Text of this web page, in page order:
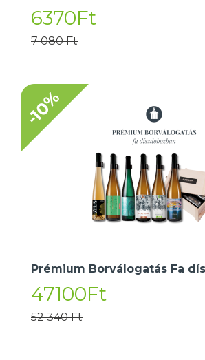
6370Ft
7 080 Ft
-10%
Prémium Borválogatás Fa
47100Ft
52 340 Ft